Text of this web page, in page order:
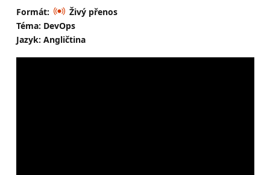
Formát:
Živý přenos
Téma: DevOps
Jazyk: Angličtina